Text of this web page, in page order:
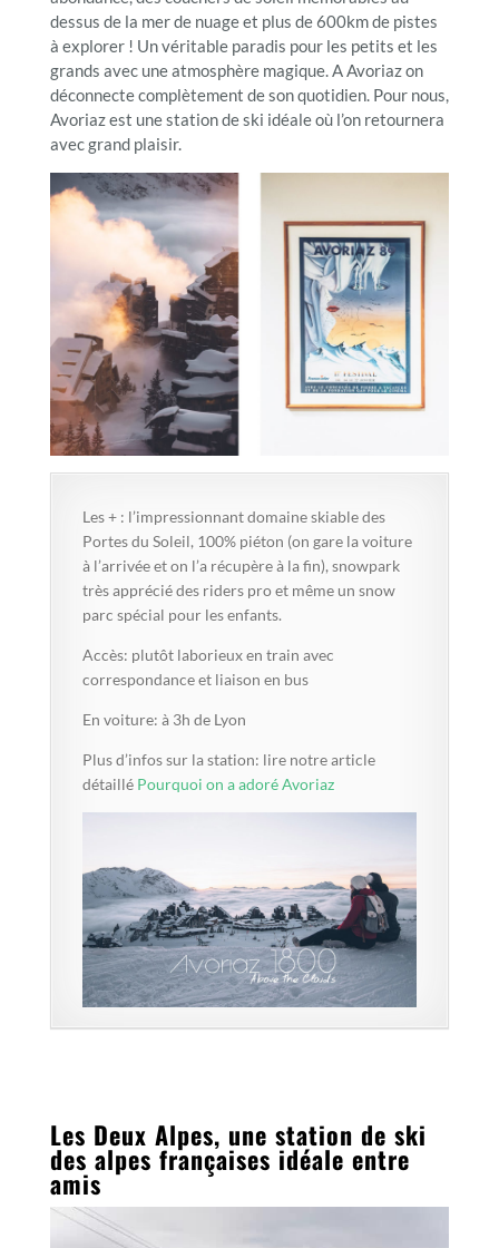
dessus de la mer de nuage et plus de 600km de pistes
à explorer ! Un véritable paradis pour les petits et les
grands avec une atmosphère magique. A Avoriaz on
déconnecte complètement de son quotidien. Pour nous,
Avoriaz est une station de ski idéale où l’on retournera
avec grand plaisir.
Les + : l’impressionnant domaine skiable des
Portes du Soleil, 100% piéton (on gare la voiture
à l’arrivée et on l’a récupère à la fin), snowpark
très apprécié des riders pro et même un snow
parc spécial pour les enfants.
Accès: plutôt laborieux en train avec
correspondance et liaison en bus
En voiture: à 3h de Lyon
Plus d’infos sur la station: lire notre article
détaillé Pourquoi on a adoré Avoriaz
Les Deux Alpes, une station de ski
des alpes françaises idéale entre
amis